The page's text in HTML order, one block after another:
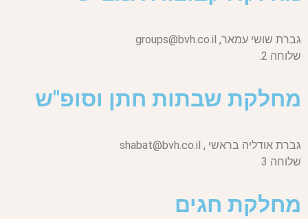
גברת שושי עמאר, groups@bvh.co.il
שלוחה 2.
מחלקת שבתות חתן וסופ"ש
גברת אודליה בראשי , shabat@bvh.co.il
שלוחה 3
מחלקת חגים